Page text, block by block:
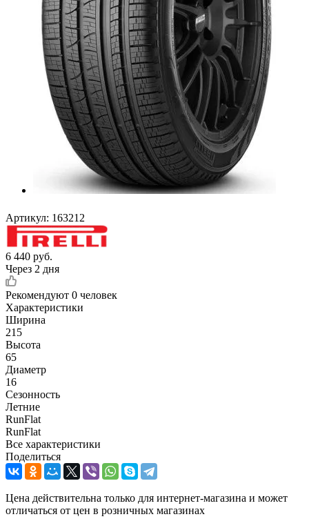
Артикул: 163212
6 440 руб.
Через 2 дня
Рекомендуют 0 человек
Характеристики
Ширина
215
Высота
65
Диаметр
16
Сезонность
Летние
RunFlat
RunFlat
Все характеристики
Поделиться
Цена действительна только для интернет-магазина и может
отличаться от цен в розничных магазинах